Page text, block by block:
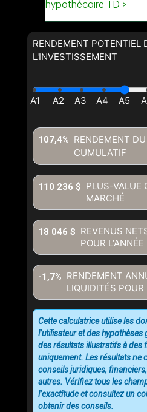
RENDEMENT POTENTIEL
L'INVESTISSEMENT
RENDEMENT
CUMULATIF
107,4%
PLUS-VALUE
MARCHÉ
110 236 $
REVENUS
POUR L'ANNÉE
18 046 $
RENDEMENT
LIQUIDITÉS POUR
-1,7%
Cette calculatrice utilise les
l’utilisateur et des
des résultats illustratifs à
uniquement. Les résultats ne
conseils juridiques,
autres. Vérifiez tous les
l’exactitude et consultez un
obtenir des conseils.